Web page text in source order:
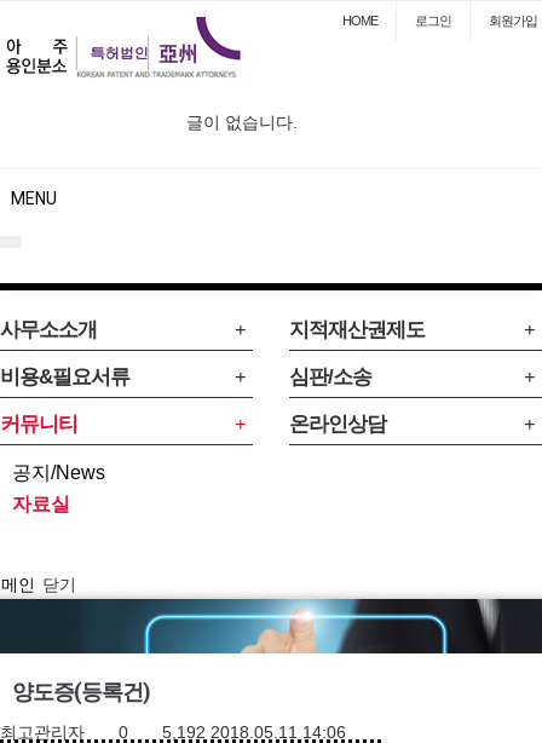
HOME 로그인 회원가입
글이 없습니다.
MENU
사무소소개 지적재산권제도
비용&필요서류 심판/소송
커뮤니티
공지/News
자료실
온라인상담
메인 닫기
양도증(등록건)
최고관리자 0 5,192 2018.05.11 14:06